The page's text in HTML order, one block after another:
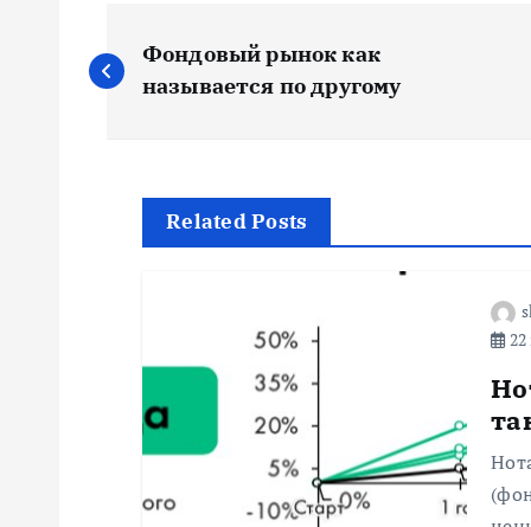
Н
а
Фондовый рынок как
называется по другому
Related Posts
22